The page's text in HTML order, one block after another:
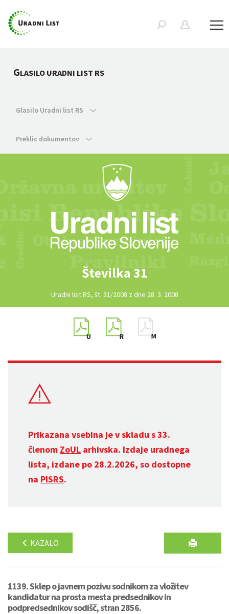
GLASILO URADNI LIST RS
Glasilo Uradni list RS
Preklic dokumentov
Številka 31
Uradni list RS, št. 31/2008 z dne 28. 3. 2008
Prikazana vsebina je v skladu s 33.
členom ZoUL arhivska. Izdaje uradnega
lista, izdane po 28.2.2026, so dostopne
na PISRS.
KAZALO
1139. Sklep o javnem pozivu sodnikom za vložitev
kandidatur na prosta mesta predsednikov in
podpredsednikov sodišč, stran 2856.